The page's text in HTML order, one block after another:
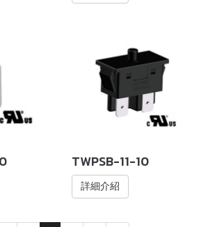
TWPSB-11-10
詳細介紹